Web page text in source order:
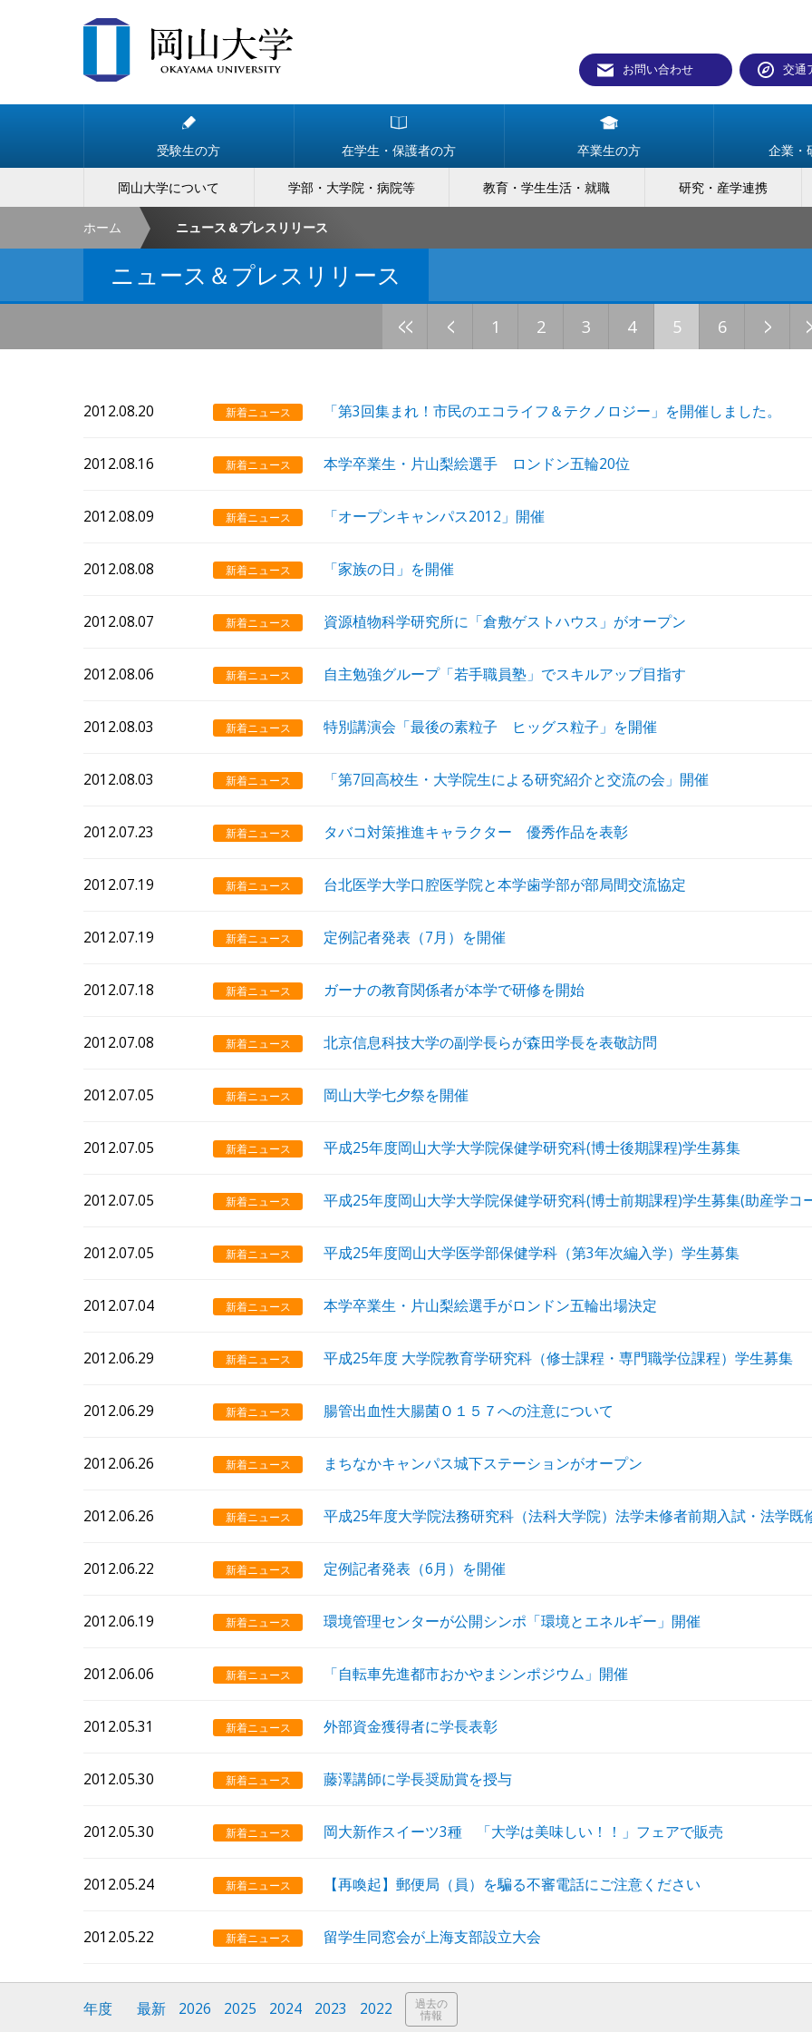
お問い合わせ 交通
受験生の方 在学生・保護者の方 卒業生の方 企業・
岡山大学について 学部・大学院・病院等 教育・学生生活・就職 研究・産学連携
ホーム ニュース＆プレスリリース
ニュース＆プレスリリース
<< < 1 2 3 4 5 6 >
2012.08.20 新着ニュース 「第3回集まれ！市民のエコライフ＆テクノロジー」を開催しました。
2012.08.16 新着ニュース 本学卒業生・片山梨絵選手 ロンドン五輪20位
2012.08.09 新着ニュース 「オープンキャンパス2012」開催
2012.08.08 新着ニュース 「家族の日」を開催
2012.08.07 新着ニュース 資源植物科学研究所に「倉敷ゲストハウス」がオープン
2012.08.06 新着ニュース 自主勉強グループ「若手職員塾」でスキルアップ目指す
2012.08.03 新着ニュース 特別講演会「最後の素粒子 ヒッグス粒子」を開催
2012.08.03 新着ニュース 「第7回高校生・大学院生による研究紹介と交流の会」開催
2012.07.23 新着ニュース タバコ対策推進キャラクター 優秀作品を表彰
2012.07.19 新着ニュース 台北医学大学口腔医学院と本学歯学部が部局間交流協定
2012.07.19 新着ニュース 定例記者発表（7月）を開催
2012.07.18 新着ニュース ガーナの教育関係者が本学で研修を開始
2012.07.08 新着ニュース 北京信息科技大学の副学長らが森田学長を表敬訪問
2012.07.05 新着ニュース 岡山大学七夕祭を開催
2012.07.05 新着ニュース 平成25年度岡山大学大学院保健学研究科(博士後期課程)学生募集
2012.07.05 新着ニュース 平成25年度岡山大学大学院保健学研究科(博士前期課程)学生募集(助産学コ
2012.07.05 新着ニュース 平成25年度岡山大学医学部保健学科（第3年次編入学）学生募集
2012.07.04 新着ニュース 本学卒業生・片山梨絵選手がロンドン五輪出場決定
2012.06.29 新着ニュース 平成25年度 大学院教育学研究科（修士課程・専門職学位課程）学生募集
2012.06.29 新着ニュース 腸管出血性大腸菌Ｏ１５７への注意について
2012.06.26 新着ニュース まちなかキャンパス城下ステーションがオープン
2012.06.26 新着ニュース 平成25年度大学院法務研究科（法科大学院）法学未修者前期入試・法学既
2012.06.22 新着ニュース 定例記者発表（6月）を開催
2012.06.19 新着ニュース 環境管理センターが公開シンポ「環境とエネルギー」開催
2012.06.06 新着ニュース 「自転車先進都市おかやまシンポジウム」開催
2012.05.31 新着ニュース 外部資金獲得者に学長表彰
2012.05.30 新着ニュース 藤澤講師に学長奨励賞を授与
2012.05.30 新着ニュース 岡大新作スイーツ3種 「大学は美味しい！！」フェアで販売
2012.05.24 新着ニュース 【再喚起】郵便局（員）を騙る不審電話にご注意ください
2012.05.22 新着ニュース 留学生同窓会が上海支部設立大会
年度 最新 2026 2025 2024 2023 2022 過去の
情報